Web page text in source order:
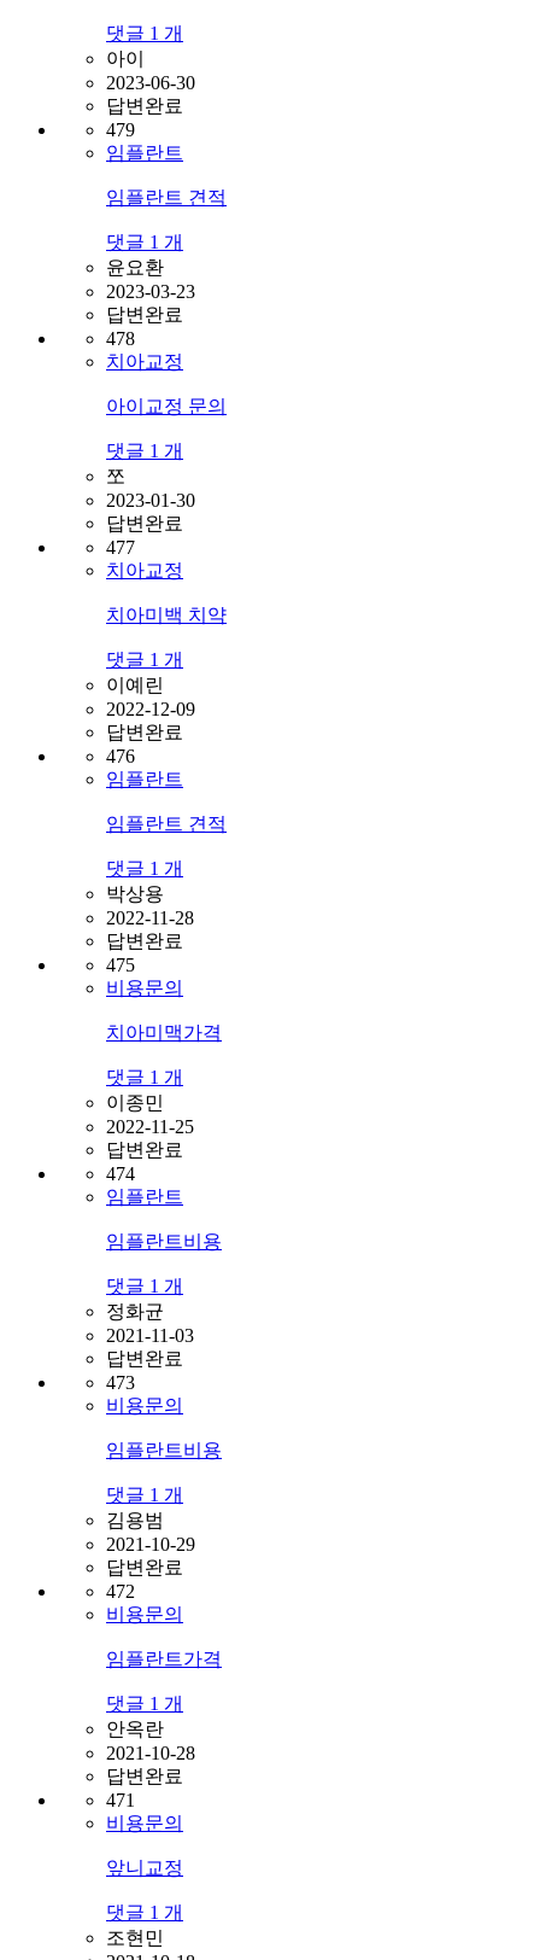
댓글 1 개
아이
2023-06-30
답변완료
479
임플란트
임플란트 견적
댓글 1 개
윤요환
2023-03-23
답변완료
478
치아교정
아이교정 문의
댓글 1 개
쪼
2023-01-30
답변완료
477
치아교정
치아미백 치약
댓글 1 개
이예린
2022-12-09
답변완료
476
임플란트
임플란트 견적
댓글 1 개
박상용
2022-11-28
답변완료
475
비용문의
치아미맥가격
댓글 1 개
이종민
2022-11-25
답변완료
474
임플란트
임플란트비용
댓글 1 개
정화균
2021-11-03
답변완료
473
비용문의
임플란트비용
댓글 1 개
김용범
2021-10-29
답변완료
472
비용문의
임플란트가격
댓글 1 개
안옥란
2021-10-28
답변완료
471
비용문의
앞니교정
댓글 1 개
조현민